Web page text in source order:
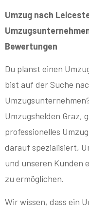
Umzug nach
Bewertungen
Du planst einen
bist auf der Suche
Umzugshelden Graz,
professionelles
darauf spezialisiert,
und unseren Kunden
zu ermöglichen.
Wir wissen, dass ein